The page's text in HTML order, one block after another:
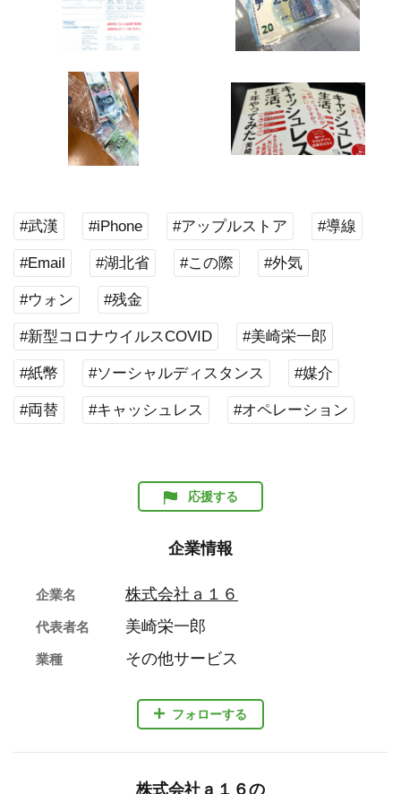
#武漢 #iPhone #アップルストア #導線
#Email #湖北省 #この際 #外気
#ウォン #残金
#新型コロナウイルスCOVID #美崎栄一郎
#紙幣 #ソーシャルディスタンス #媒介
#両替 #キャッシュレス #オペレーション
応援する
企業情報
フォローする
企業名 株式会社ａ１６
代表者名 美崎栄一郎
業種 その他サービス
株式会社ａ１６の